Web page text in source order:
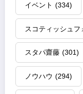
イベント (334)
スコティッシュフ
スタパ齋藤 (301)
ノウハウ (294)